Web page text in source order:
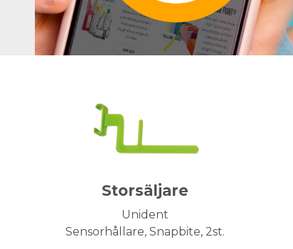
Storsäljare
Unident
Sensorhållare, Snapbite, 2st.